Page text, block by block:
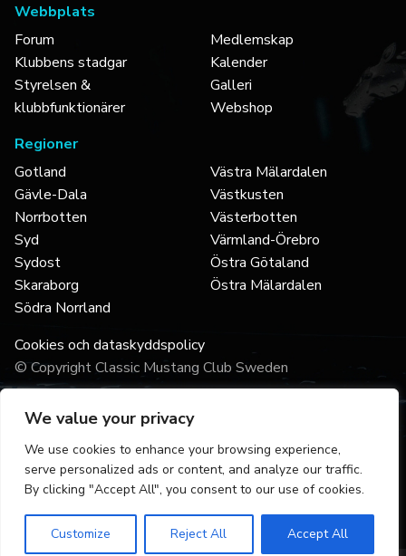
We value your privacy
We use cookies to enhance your browsing experience,
serve personalized ads or content, and analyze our traffic.
By clicking "Accept All", you consent to our use of cookies.
Customize Reject All Accept All
Webbplats
Forum
Klubbens stadgar
Styrelsen &
klubbfunktionärer
Medlemskap
Kalender
Galleri
Webshop
Regioner
Gotland
Gävle-Dala
Norrbotten
Syd
Sydost
Skaraborg
Södra Norrland
Västra Mälardalen
Västkusten
Västerbotten
Värmland-Örebro
Östra Götaland
Östra Mälardalen
Cookies och dataskyddspolicy
© Copyright Classic Mustang Club Sweden